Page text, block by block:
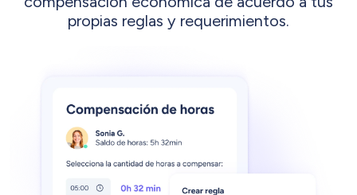
propias reglas y requerimientos.